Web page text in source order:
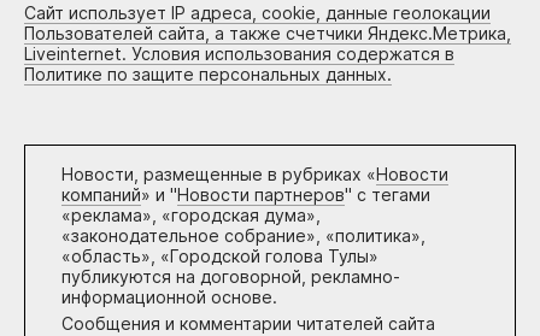
Сайт использует IP адреса, cookie, данные геолокации
Пользователей сайта, а также счетчики Яндекс.Метрика,
Liveinternet. Условия использования содержатся в
Политике по защите персональных данных.
Новости, размещенные в рубриках «Новости
компаний» и "Новости партнеров" с тегами
«реклама», «городская дума»,
«законодательное собрание», «политика»,
«область», «Городской голова Тулы»
публикуются на договорной, рекламно-
информационной основе.
Сообщения и комментарии читателей сайта